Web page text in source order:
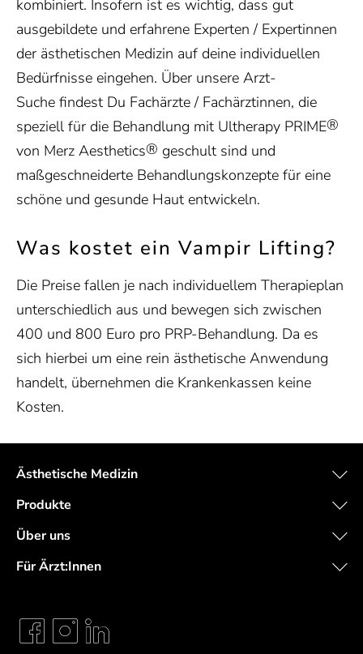
kombiniert. Insofern ist es wichtig, dass gut
ausgebildete und erfahrene Experten / Expertinnen
der ästhetischen Medizin auf deine individuellen
Bedürfnisse eingehen. Über unsere Arzt-
Suche findest Du Fachärzte / Fachärztinnen, die
speziell für die Behandlung mit Ultherapy PRIME®
von Merz Aesthetics® geschult sind und
maßgeschneiderte Behandlungskonzepte für eine
schöne und gesunde Haut entwickeln.
Was kostet ein Vampir Lifting?
Die Preise fallen je nach individuellem Therapieplan
unterschiedlich aus und bewegen sich zwischen
400 und 800 Euro pro PRP-Behandlung. Da es
sich hierbei um eine rein ästhetische Anwendung
handelt, übernehmen die Krankenkassen keine
Kosten.
Ästhetische Medizin
Produkte
Über uns
Für Ärzt:Innen